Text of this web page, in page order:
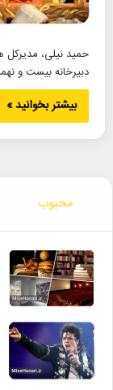
حمید نیلی، مدیرکل
دبیرخانه بیست و
بیشتر بخوانید »
محبوب